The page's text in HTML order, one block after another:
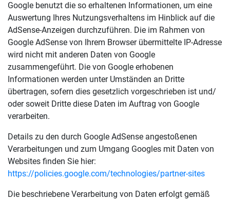
Google benutzt die so erhaltenen Informationen, um eine
Auswertung Ihres Nutzungsverhaltens im Hinblick auf die
AdSense-Anzeigen durchzuführen. Die im Rahmen von
Google AdSense von Ihrem Browser übermittelte IP-Adresse
wird nicht mit anderen Daten von Google
zusammengeführt. Die von Google erhobenen
Informationen werden unter Umständen an Dritte
übertragen, sofern dies gesetzlich vorgeschrieben ist und/
oder soweit Dritte diese Daten im Auftrag von Google
verarbeiten.
Details zu den durch Google AdSense angestoßenen
Verarbeitungen und zum Umgang Googles mit Daten von
Websites finden Sie hier:
https://policies.google.com/technologies/partner-sites
Die beschriebene Verarbeitung von Daten erfolgt gemäß